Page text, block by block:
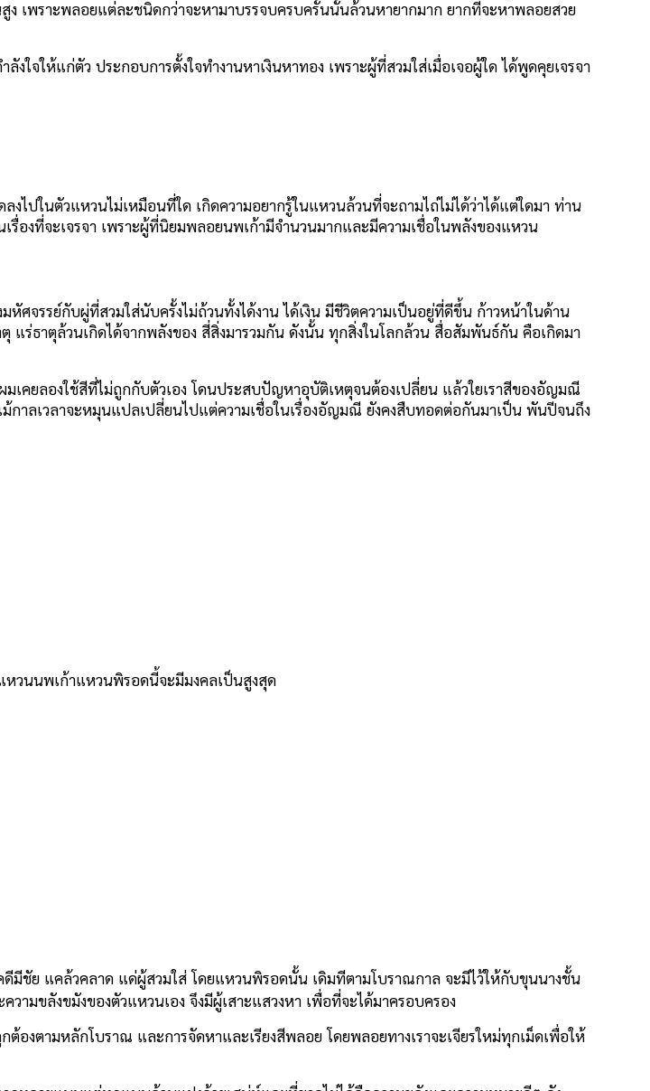
ง เพราะพลอยแต่ละชนิดกว่าจะหามาบรรจบครบครั้นนั้นล้วนหายากมาก ยากที่จะหาพลอยสวย
จให้แก่ตัว ประกอบการตั้งใจทำงานหาเงินหาทอง เพราะผู้ที่สวมใส่เมื่อเจอผู้ใด ได้พูดคุยเจรจา
งไปในตัวแหวนไม่เหมือนที่ใด เกิดความอยากรู้ในแหวนล้วนที่จะถามไถ่ไม่ได้ว่าได้แต่ใดมา ท่าน
องที่จะเจรจา เพราะผู้ที่นิยมพลอยนพเก้ามีจำนวนมากและมีความเชื่อในพลังของแหวน
ศจรรย์กับผู่ที่สวมใส่นับครั้งไม่ถ้วนทั้งได้งาน ได้เงิน มีชีวิตความเป็นอยู่ที่ดีขึ้น ก้าวหน้าในด้าน
ธาตุล้วนเกิดได้จากพลังของ สี่สิ่งมารวมกัน ดังนั้น ทุกสิ่งในโลกล้วน สื่อสัมพันธ์กัน คือเกิดมา
มเคยลองใช้สีที่ไม่ถูกกับตัวเอง โดนประสบปัญหาอุบัติเหตุจนต้องเปลี่ยน แล้วใยเราสีของอัญมณี
าลเวลาจะหมุนแปลเปลี่ยนไปแต่ความเชื่อในเรื่องอัญมณี ยังคงสืบทอดต่อกันมาเป็น พันปีจนถึง
หวนนพเก้าแหวนพิรอดนี้จะมีมงคลเป็นสูงสุด
มีชัย แคล้วคลาด แด่ผู้สวมใส่ โดยแหวนพิรอดนั้น เดิมทีตามโบราณกาล จะมีไว้ให้กับขุนนางชั้น
มขลังขมังของตัวแหวนเอง จึงมีผู้เสาะแสวงหา เพื่อที่จะได้มาครอบครอง
องตามหลักโบราณ และการจัดหาและเรียงสีพลอย โดยพลอยทางเราจะเจียรใหม่ทุกเม็ดเพื่อให้